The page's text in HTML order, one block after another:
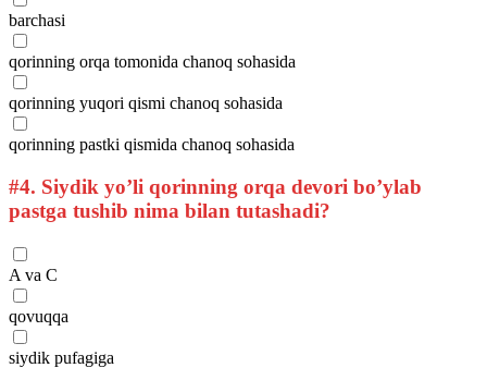
barchasi
qorinning orqa tomonida chanoq sohasida
qorinning yuqori qismi chanoq sohasida
qorinning pastki qismida chanoq sohasida
#4. Siydik yo’li qorinning orqa devori bo’ylab
pastga tushib nima bilan tutashadi?
A va C
qovuqqa
siydik pufagiga